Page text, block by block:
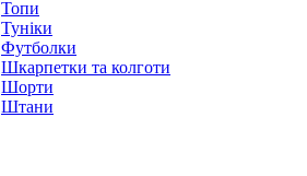
Топи
Туніки
Футболки
Шкарпетки та колготи
Шорти
Штани